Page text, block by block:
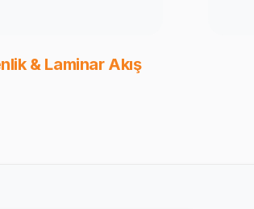
& Laminar Akış